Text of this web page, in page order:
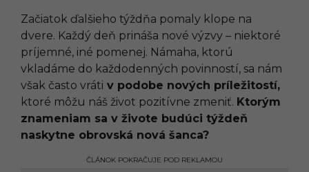
5
2
0
2
5
,
1
1
:
2
Začiatok ďalšieho týždňa pomaly klope na
dvere. Každý deň prináša nové výzvy – niektoré
príjemné, iné pomenej. Námaha, ktorú
vkladáme do každodenných povinností, sa nám
však často vráti v podobe nových príležitostí,
ktoré môžu náš život pozitívne zmeniť. Ktorým
znameniam sa v živote budúci týždeň
naskytne obrovská nová šanca?
ČLÁNOK POKRAČUJE POD REKLAMOU